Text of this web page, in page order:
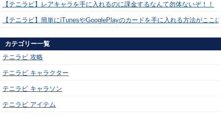
【テニラビ】レアキャラを手に入れるのに課金するなんて勿体ないぞ！！
【テニラビ】簡単にiTunesやGooglePlayのカードを手に入れる方法がここ
カテゴリー一覧
テニラビ 攻略
テニラビ キャラクター
テニラビ キャラソン
テニラビ アイテム